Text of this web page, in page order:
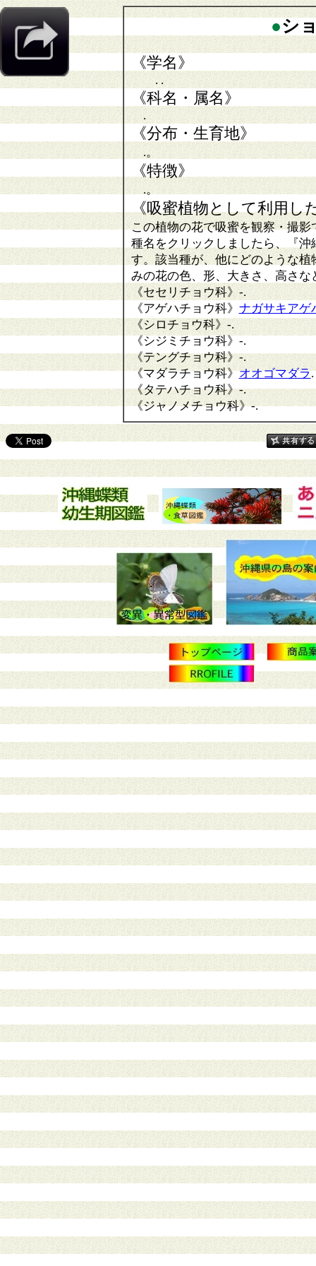
●シ
《学名》
. .
《科名・属名》
.
《分布・生育地》
.。
《特徴》
.。
《吸蜜植物として利用し
この植物の花で吸蜜を観察・撮影
種名をクリックしましたら、『
す。該当種が、他にどのような
みの花の色、形、大きさ、高さ
《セセリチョウ科》-.
《アゲハチョウ科》 ナガサキアゲ
《シロチョウ科》 -.
《シジミチョウ科》 -.
《テングチョウ科》-.
《マダラチョウ科》オオゴマダラ.
《タテハチョウ科》-.
《ジャノメチョウ科》-.